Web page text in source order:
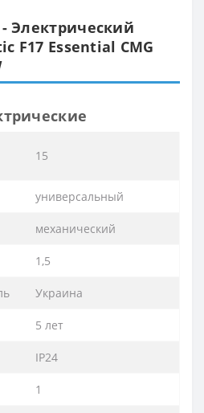
Электрический
F17 Essential CMG
15
универсальный
механический
1,5
Украина
5 лет
IP24
1